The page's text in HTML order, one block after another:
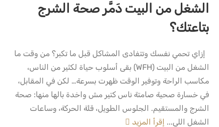
الشغل من البيت دَمَّر صحة الشرج
بتاعتك؟
إزاي تحمي نفسك وتتفادى المشاكل قبل ما تكبر؟ من وقت ما
الشغل من البيت (WFH) بقى أسلوب حياة لكثير من الناس،
مكاسب الراحة وتوفير الوقت ظهرت بسرعة… لكن في المقابل،
في خسارة صحية صامتة ناس كتير مش واخدة بالها منها: صحة
الشرج والمستقيم. الجلوس الطويل، قلة الحركة، وساعات
الشغل اللي... إقرأ المزيد